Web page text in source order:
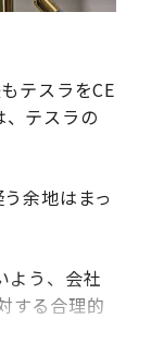
テスラをCE
テスラの
余地はまっ
よう、会社
する合理的